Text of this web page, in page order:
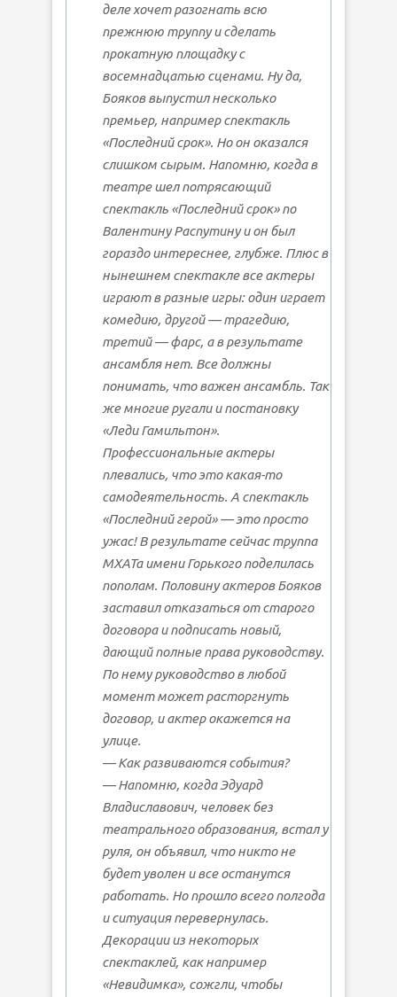
деле хочет разогнать всю
прежнюю труппу и сделать
прокатную площадку с
восемнадцатью сценами. Ну да,
Бояков выпустил несколько
премьер, например спектакль
«Последний срок». Но он оказался
слишком сырым. Напомню, когда в
театре шел потрясающий
спектакль «Последний срок» по
Валентину Распутину и он был
гораздо интереснее, глубже. Плюс в
нынешнем спектакле все актеры
играют в разные игры: один играет
комедию, другой — трагедию,
третий — фарс, а в результате
ансамбля нет. Все должны
понимать, что важен ансамбль. Так
же многие ругали и постановку
«Леди Гамильтон».
Профессиональные актеры
плевались, что это какая-то
самодеятельность. А спектакль
«Последний герой» — это просто
ужас! В результате сейчас труппа
МХАТа имени Горького поделилась
пополам. Половину актеров Бояков
заставил отказаться от старого
договора и подписать новый,
дающий полные права руководству.
По нему руководство в любой
момент может расторгнуть
договор, и актер окажется на
улице.
— Как развиваются события?
— Напомню, когда Эдуард
Владиславович, человек без
театрального образования, встал у
руля, он объявил, что никто не
будет уволен и все останутся
работать. Но прошло всего полгода
и ситуация перевернулась.
Декорации из некоторых
спектаклей, как например
«Невидимка», сожгли, чтобы